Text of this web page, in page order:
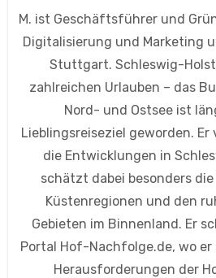
M. ist Geschäftsführer und
Digitalisierung und Marketing
Stuttgart. Schleswig-
zahlreichen Urlauben – das
Nord- und Ostsee ist
Lieblingsreiseziel geworden.
die Entwicklungen in
schätzt dabei besonders
Küstenregionen und den
Gebieten im Binnenland. Er
Portal Hof-Nachfolge.de, wo
Herausforderungen der